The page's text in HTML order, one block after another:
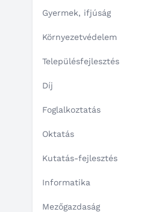
Gyermek, ifjúság
Környezetvédelem
Településfejlesztés
Díj
Foglalkoztatás
Oktatás
Kutatás-fejlesztés
Informatika
Mezőgazdaság